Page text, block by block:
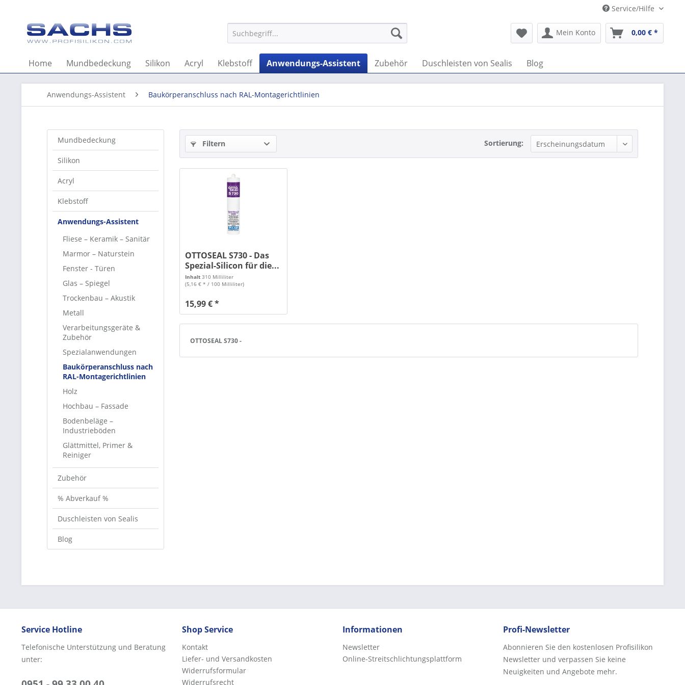
Service/Hilfe
Mein Konto 0,00 € *
Home Mundbedeckung Silikon Acryl Klebstoff Anwendungs-Assistent Zubehör Duschleisten von Sealis Blog
Anwendungs-Assistent Baukörperanschluss nach RAL-Montagerichtlinien
Mundbedeckung
Silikon
Acryl
Klebstoff
Anwendungs-Assistent
Fliese – Keramik – Sanitär
Marmor – Naturstein
Fenster - Türen
Glas – Spiegel
Trockenbau – Akustik
Metall
Verarbeitungsgeräte &
Zubehör
Spezialanwendungen
Baukörperanschluss nach
RAL-Montagerichtlinien
Holz
Hochbau – Fassade
Bodenbeläge –
Industrieböden
Glättmittel, Primer &
Reiniger
Zubehör
% Abverkauf %
Duschleisten von Sealis
Blog
Filtern Sortierung:
OTTOSEAL S730 - Das
Spezial-Silicon für die...
Inhalt310 Milliliter
(5,16 € * / 100 Milliliter)
15,99 € *
OTTOSEAL S730 -
Service Hotline
Telefonische Unterstützung und Beratung
unter:
Shop Service
Kontakt
Liefer- und Versandkosten
Widerrufsformular
Widerrufsrecht
Informationen
Newsletter
Online-Streitschlichtungsplattform
Profi-Newsletter
Abonnieren Sie den kostenlosen Profisilikon
Newsletter und verpassen Sie keine
Neuigkeiten und Angebote mehr.